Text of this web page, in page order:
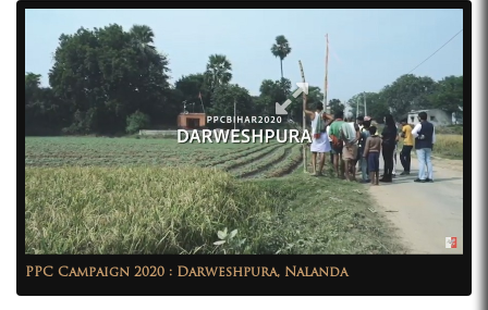
PPC Campaign 2020 : Darweshpura, Nalanda